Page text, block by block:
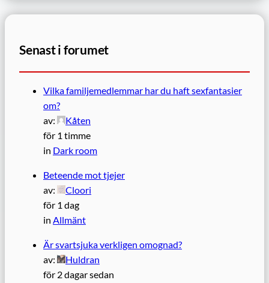
Senast i forumet
Vilka familjemedlemmar har du haft sexfantasier
om?
av:
Kåten
för 1 timme
in Dark room
Beteende mot tjejer
av:
Cloori
för 1 dag
in Allmänt
Är svartsjuka verkligen omognad?
av:
Huldran
för 2 dagar sedan